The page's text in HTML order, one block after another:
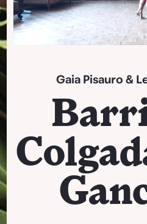
Gaia Pisauro &